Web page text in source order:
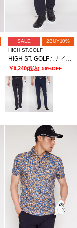
SALE
2BUY10%
HIGH ST.GOLF
HIGH ST. GOLF∴ナイロンツイル2WAYストレッチスリムパンツ ＜AdE＞
￥9,240(税込) 50%OFF